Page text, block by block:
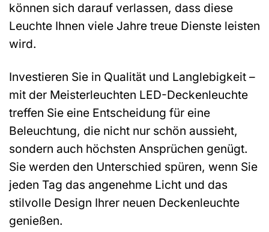
können sich darauf verlassen, dass diese
Leuchte Ihnen viele Jahre treue Dienste leisten
wird.
Investieren Sie in Qualität und Langlebigkeit –
mit der Meisterleuchten LED-Deckenleuchte
treffen Sie eine Entscheidung für eine
Beleuchtung, die nicht nur schön aussieht,
sondern auch höchsten Ansprüchen genügt.
Sie werden den Unterschied spüren, wenn Sie
jeden Tag das angenehme Licht und das
stilvolle Design Ihrer neuen Deckenleuchte
genießen.